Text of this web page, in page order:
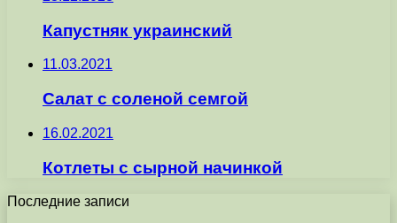
Капустняк украинский
11.03.2021
Салат с соленой семгой
16.02.2021
Котлеты с сырной начинкой
Последние записи